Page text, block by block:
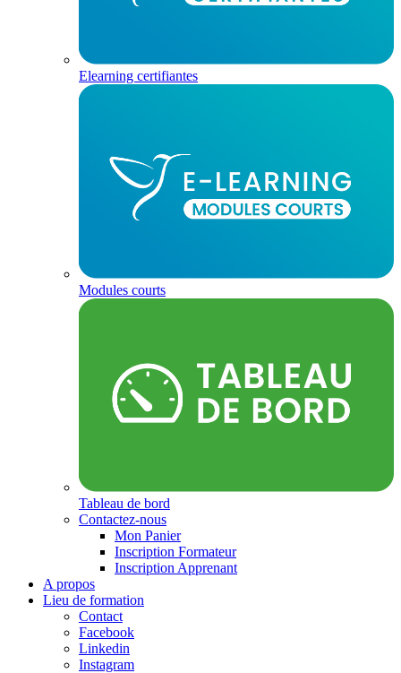
Elearning certifiantes
Modules courts
Tableau de bord
Contactez-nous
Mon Panier
Inscription Formateur
Inscription Apprenant
A propos
Lieu de formation
Contact
Facebook
Linkedin
Instagram